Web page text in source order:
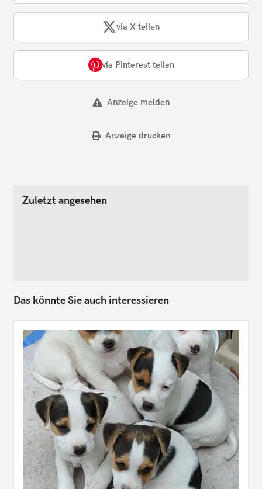
via X teilen
via Pinterest teilen
Anzeige melden
Anzeige drucken
Zuletzt angesehen
Das könnte Sie auch interessieren